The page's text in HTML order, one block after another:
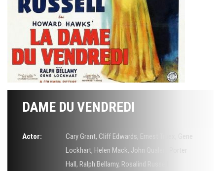
DAME DU VENDREDI
Actor: Cary Grant, Cliff Edwards, Ernest Truex
Gene
Lockhart, Helen Mack, John Qualen
Hall, Ralph Bellamy, Rosalind Russell